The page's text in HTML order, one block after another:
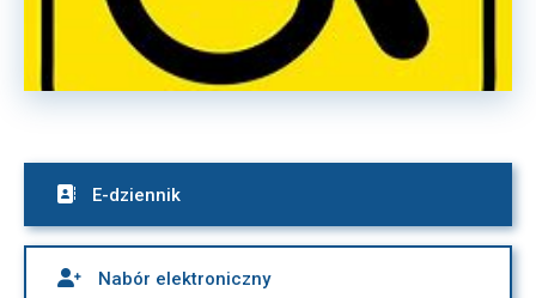
 E-dziennik
 Nabór elektroniczny